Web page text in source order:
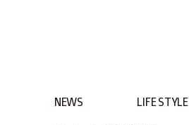
NEWS LIFE STYLE